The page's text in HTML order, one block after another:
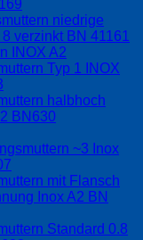
niedrige
verzinkt BN 41161
INOX A2
Typ 1 INOX
halbhoch
BN630
~3 Inox
mit Flansch
Inox A2 BN
Standard 0.8